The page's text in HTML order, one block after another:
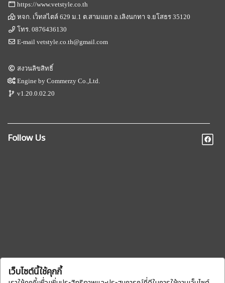
เว็บไซต์นี้ใช้คุกกี้
https://www.vetstyle.co.th
หจก. เว็ทสไตล์ 629 ม.1 ต.สามแยก อ.เลิงนกทา จ.ยโสธร 35120
โทร.0876436130
E-mailvetstyle.co.th@gmail.com
สงวนลิขสิทธิ์
Engine byCommerzy Co.,Ltd.
v1.20.0.02.20
Follow Us